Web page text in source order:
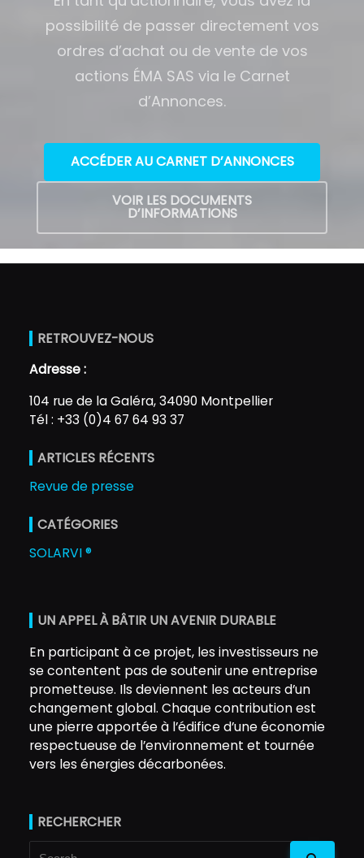
possibilité de passer directement vos
ordres d’achat ou de vente de vos
actions ÉMA SAS via le Carnet
d’Annonces.
ACCÉDER AU CARNET D’ANNONCES
VOIR LES DOCUMENTS
D’INFORMATIONS
RETROUVEZ-NOUS
Adresse :
104 rue de la Galéra, 34090 Montpellier
Tél : +33 (0)4 67 64 93 37
ARTICLES RÉCENTS
Revue de presse
CATÉGORIES
SOLARVI ®
UN APPEL À BÂTIR UN AVENIR DURABLE
En participant à ce projet, les investisseurs ne
se contentent pas de soutenir une entreprise
prometteuse. Ils deviennent les acteurs d’un
changement global. Chaque contribution est
une pierre apportée à l’édifice d’une économie
respectueuse de l’environnement et tournée
vers les énergies décarbonées.
RECHERCHER
Search